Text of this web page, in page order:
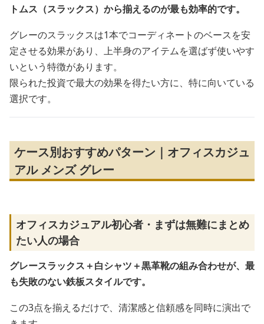
トムス（スラックス）から揃えるのが最も効率的です。
グレーのスラックスは1本でコーディネートのベースを安
定させる効果があり、上半身のアイテムを選ばず使いやす
いという特徴があります。
限られた投資で最大の効果を得たい方に、特に向いている
選択です。
ケース別おすすめパターン｜オフィスカジュ
アル メンズ グレー
オフィスカジュアル初心者・まずは無難にまとめ
たい人の場合
グレースラックス＋白シャツ＋黒革靴の組み合わせが、最
も失敗のない鉄板スタイルです。
この3点を揃えるだけで、清潔感と信頼感を同時に演出で